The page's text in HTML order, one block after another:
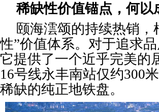
稀缺性价值锚点，何以
颐海澐颂的持续热销
性”价值体系。对于追求
它提供了一个近乎完美的
16号线永丰南站仅约300
稀缺的纯正地铁盘。